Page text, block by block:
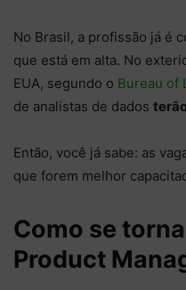
No Brasil, a profissão já é
que está em alta. No
EUA, segundo o Bureau of
de analistas de dados
Então, você já sabe: as
que forem melhor
Como se
Product